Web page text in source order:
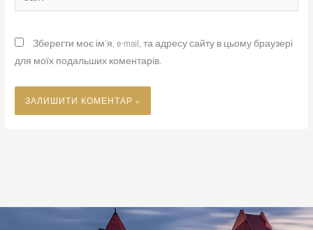
Зберегти моє ім'я, e-mail, та адресу сайту в цьому браузері
для моїх подальших коментарів.